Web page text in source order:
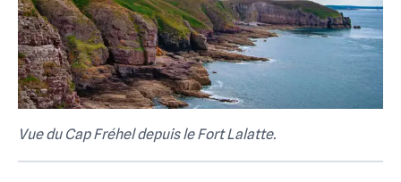
Vue du Cap Fréhel depuis le Fort Lalatte.